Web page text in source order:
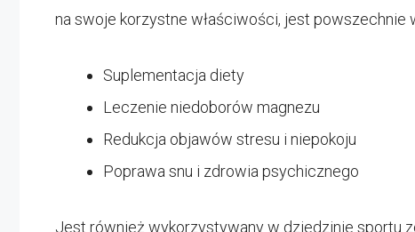
na swoje korzystne właściwości, jest
Suplementacja diety
Leczenie niedoborów magnezu
Redukcja objawów stresu i niepokoju
Poprawa snu i zdrowia psychicznego
Jest również wykorzystywany w dziedzinie sportu